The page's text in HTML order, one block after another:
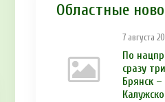
Областные
7 августа
По
сразу
Брянск